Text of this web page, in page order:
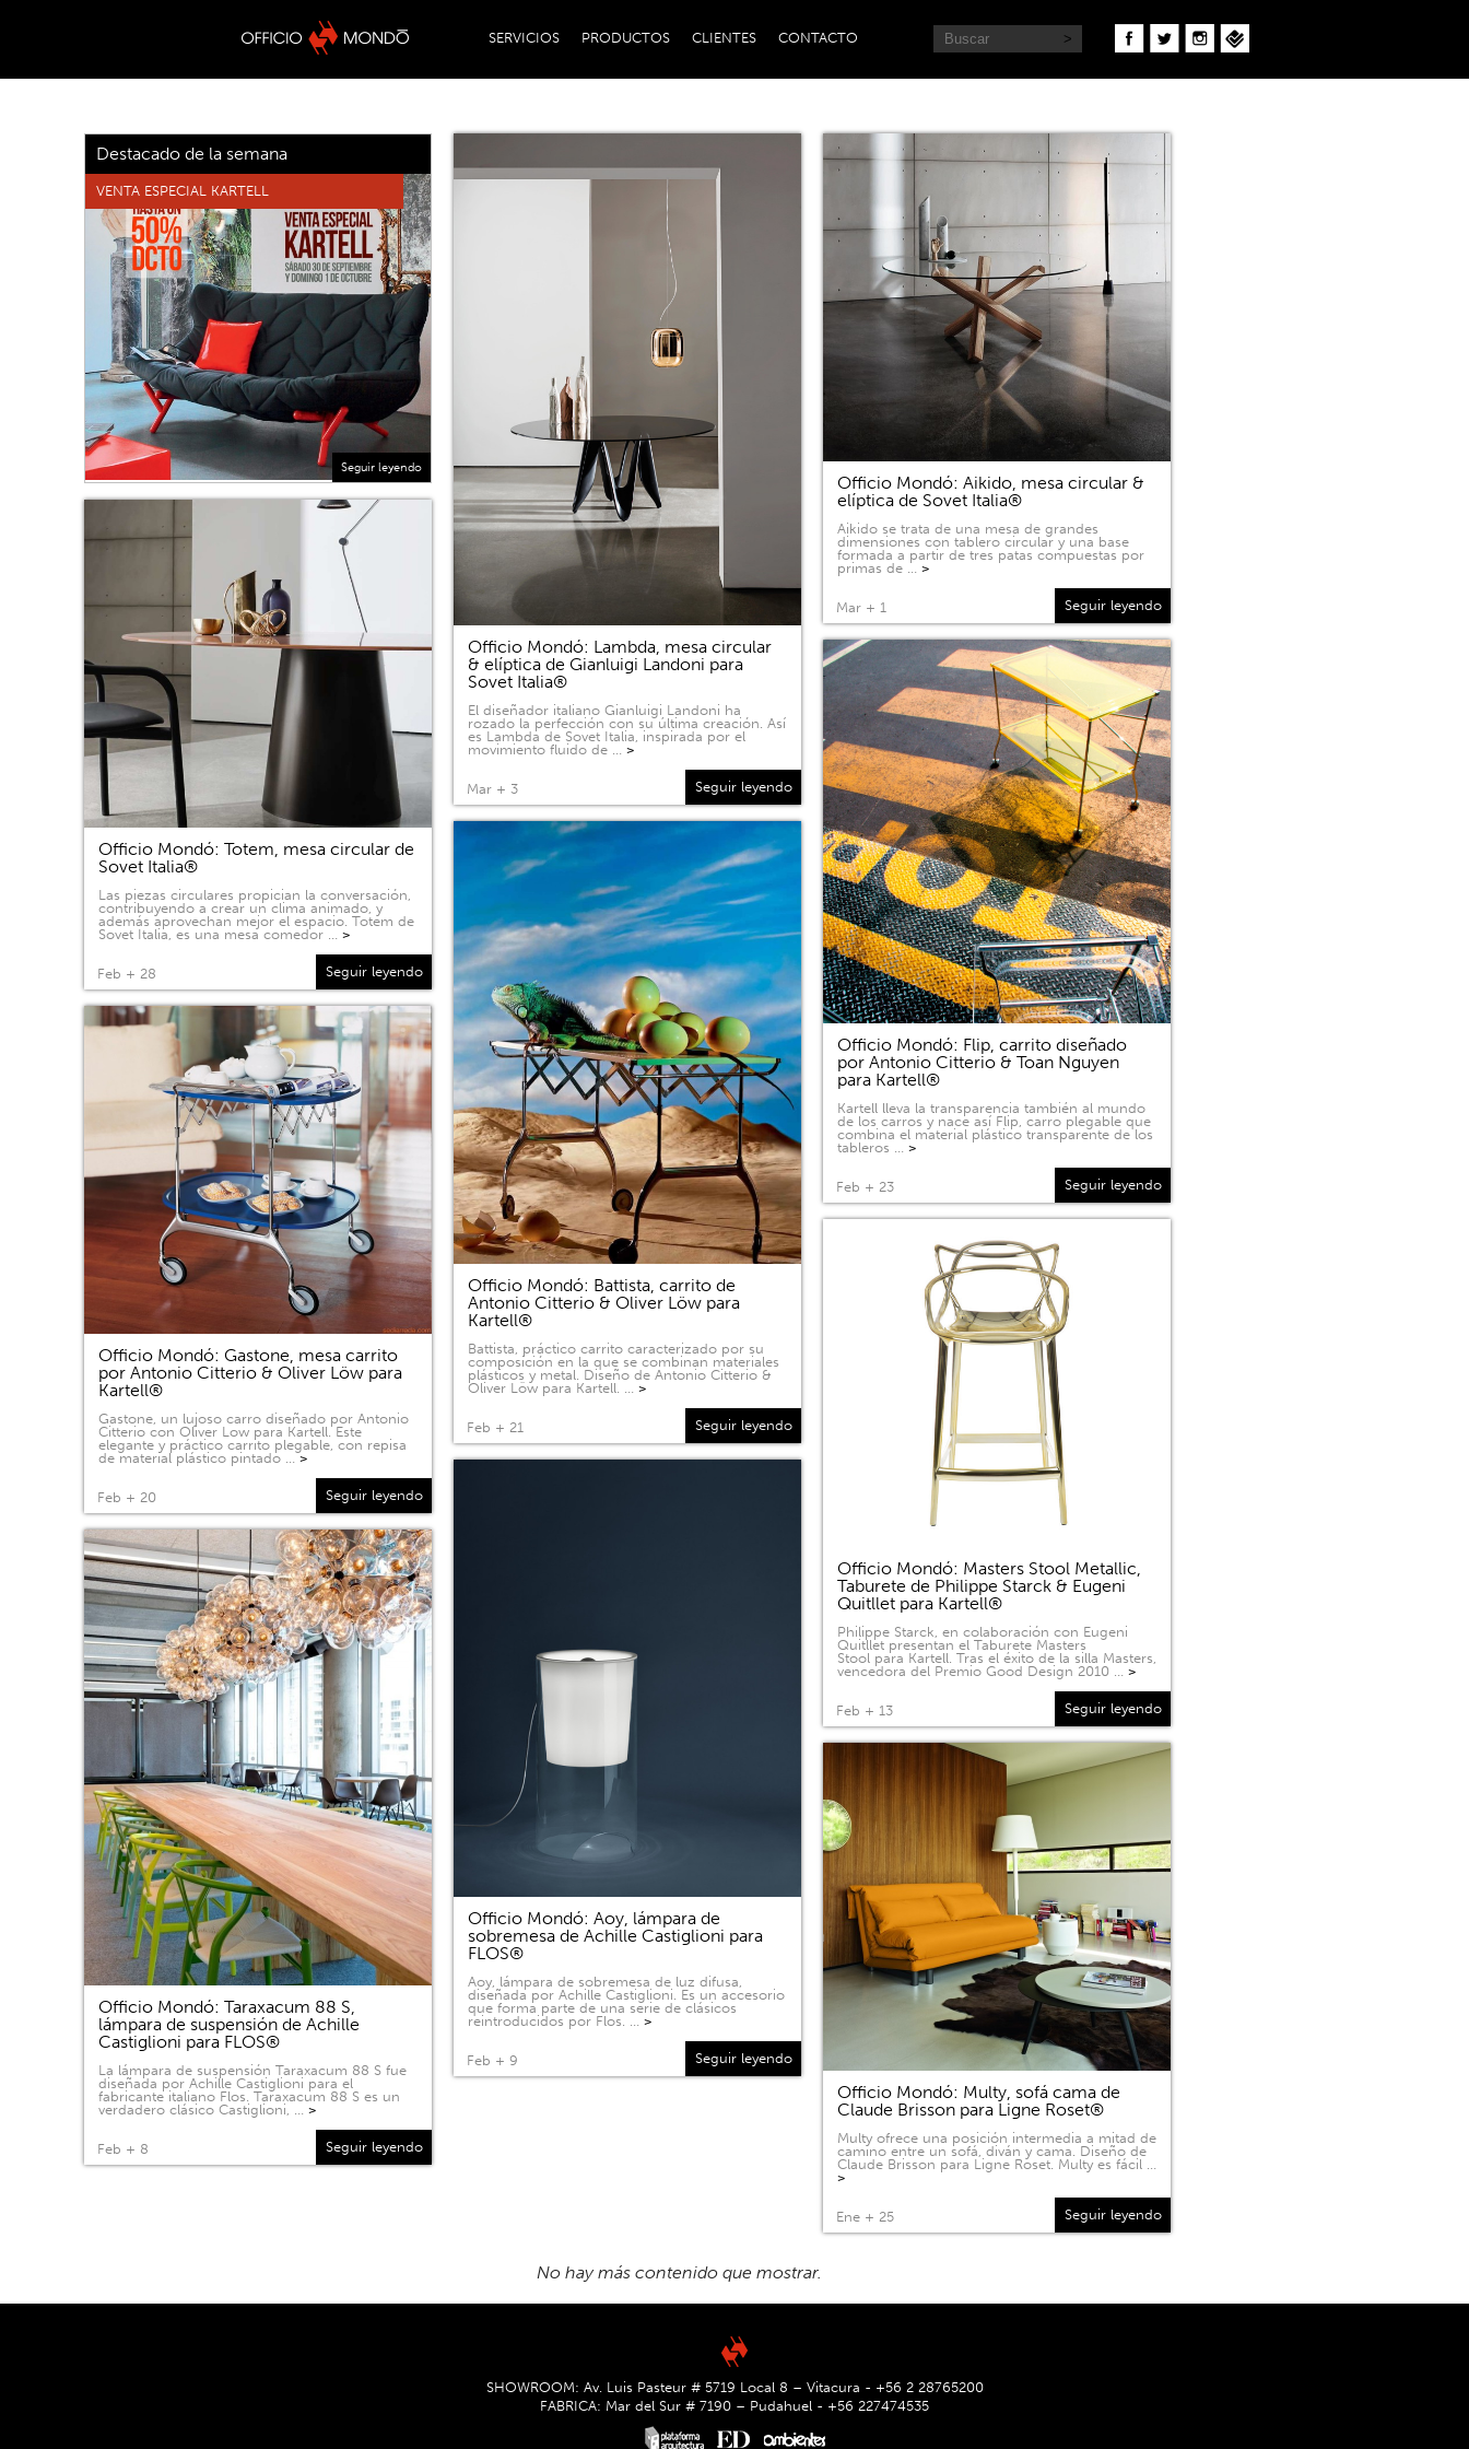
SERVICIOS PRODUCTOS CLIENTES CONTACTO
Destacado de la semana
VENTA ESPECIAL KARTELL
Seguir leyendo
Officio Mondó: Lambda, mesa circular
& elíptica de Gianluigi Landoni para
Sovet Italia®
El diseñador italiano Gianluigi Landoni ha
rozado la perfección con su última creación. Así
es Lambda de Sovet Italia, inspirada por el
movimiento fluido de … >
Mar + 3 Seguir leyendo
Officio Mondó: Aikido, mesa circular &
elíptica de Sovet Italia®
Aikido se trata de una mesa de grandes
dimensiones con tablero circular y una base
formada a partir de tres patas compuestas por
primas de … >
Mar + 1 Seguir leyendo
Officio Mondó: Totem, mesa circular de
Sovet Italia®
Las piezas circulares propician la conversación,
contribuyendo a crear un clima animado, y
además aprovechan mejor el espacio. Totem de
Sovet Italia, es una mesa comedor … >
Feb + 28 Seguir leyendo
Officio Mondó: Flip, carrito diseñado
por Antonio Citterio & Toan Nguyen
para Kartell®
Kartell lleva la transparencia también al mundo
de los carros y nace así Flip, carro plegable que
combina el material plástico transparente de los
tableros … >
Feb + 23 Seguir leyendo
Officio Mondó: Battista, carrito de
Antonio Citterio & Oliver Löw para
Kartell®
Battista, práctico carrito caracterizado por su
composición en la que se combinan materiales
plásticos y metal. Diseño de Antonio Citterio &
Oliver Löw para Kartell. … >
Feb + 21 Seguir leyendo
Officio Mondó: Gastone, mesa carrito
por Antonio Citterio & Oliver Löw para
Kartell®
Gastone, un lujoso carro diseñado por Antonio
Citterio con Oliver Low para Kartell. Este
elegante y práctico carrito plegable, con repisa
de material plástico pintado …>
Feb + 20 Seguir leyendo
Officio Mondó: Masters Stool Metallic,
Taburete de Philippe Starck & Eugeni
Quitllet para Kartell®
Philippe Starck, en colaboración con Eugeni
Quitllet presentan el Taburete Masters
Stool para Kartell. Tras el éxito de la silla Masters,
vencedora del Premio Good Design 2010 … >
Feb + 13 Seguir leyendo
Officio Mondó: Aoy, lámpara de
sobremesa de Achille Castiglioni para
FLOS®
Aoy, lámpara de sobremesa de luz difusa,
diseñada por Achille Castiglioni. Es un accesorio
que forma parte de una serie de clásicos
reintroducidos por Flos. … >
Feb + 9 Seguir leyendo
Officio Mondó: Taraxacum 88 S,
lámpara de suspensión de Achille
Castiglioni para FLOS®
La lámpara de suspensión Taraxacum 88 S fue
diseñada por Achille Castiglioni para el
fabricante italiano Flos. Taraxacum 88 S es un
verdadero clásico Castiglioni, … >
Feb + 8 Seguir leyendo
Officio Mondó: Multy, sofá cama de
Claude Brisson para Ligne Roset®
Multy ofrece una posición intermedia a mitad de
camino entre un sofá, diván y cama. Diseño de
Claude Brisson para Ligne Roset. Multy es fácil …
>
Ene + 25 Seguir leyendo
SHOWROOM: Av. Luis Pasteur # 5719 Local 8 – Vitacura - +56 2 28765200
FABRICA: Mar del Sur # 7190 – Pudahuel - +56 227474535